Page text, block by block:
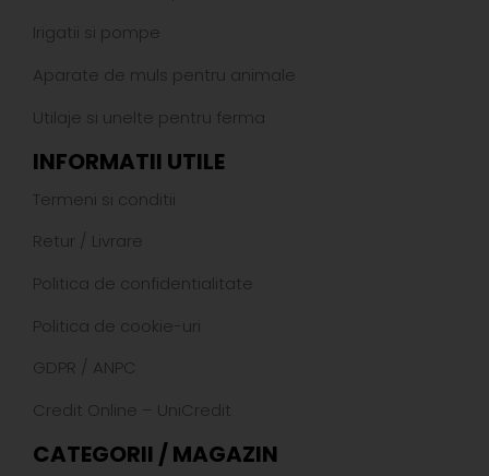
Irigatii si pompe
Aparate de muls pentru animale
Utilaje si unelte pentru ferma
INFORMATII UTILE
Termeni si conditii
Retur / Livrare
Politica de confidentialitate
Politica de cookie-uri
GDPR / ANPC
Credit Online – UniCredit
CATEGORII / MAGAZIN